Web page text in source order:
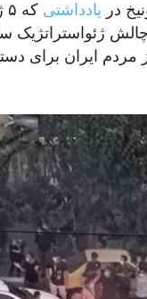
در یادداشتی
ایران برای